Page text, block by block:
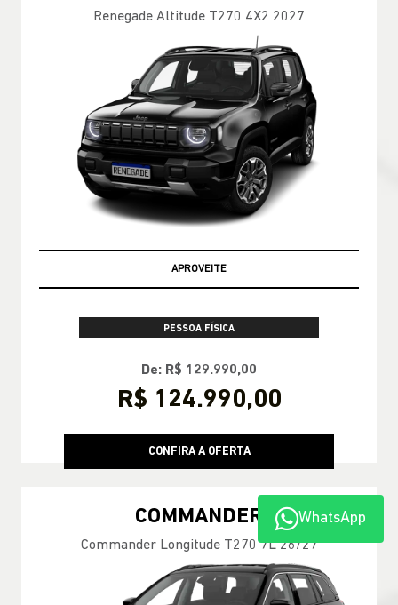
Renegade Altitude T270 4X2 2027
OPORTUNIDADE
PESSOA FÍSICA
De: R$ 129.990,00
R$ 124.990,00
CONFIRA A OFERTA
COMMANDER
Commander Longitude T270 7L 26/27
WhatsApp